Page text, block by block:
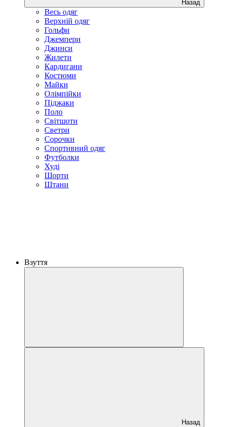
Назад
Весь одяг
Верхній одяг
Гольфи
Джемпери
Джинси
Жилети
Кардигани
Костюми
Майки
Олімпійки
Піджаки
Поло
Світшоти
Светри
Сорочки
Спортивний одяг
Футболки
Худі
Шорти
Штани
Взуття
Назад